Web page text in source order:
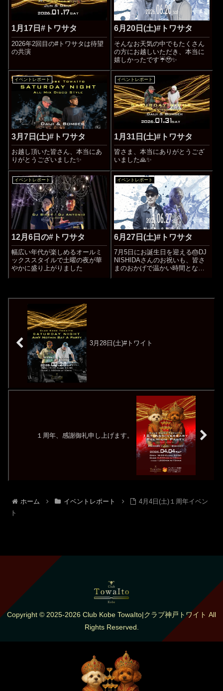
1月17日#トワサタ
2026年2回目の#トワサタは待望
の共演
6月20日(土)#トワサタ
そんなお天気の中でもたくさん
の方にお越しいただき、本当に
嬉しかったです☔️🥹✨
イベントレポート
3月7日(土)#トワサタ
お越し頂いた皆さん、本当にあ
りがとうございました✨
イベントレポート
1月31日(土)#トワサタ
皆さま、本当にありがとうござ
いました🙏✨
イベントレポート
12月6日の#トワサタ
幅広い年代が楽しめるオールミ
ックススタイルで土曜の夜が華
やかに盛り上がりました
イベントレポート
6月27日(土)#トワサタ
7月5日にお誕生日を迎える🎂DJ
NISHIDAさんのお祝いも、皆さ
まのおかげで温かい時間となり
3月28日(土)#トワイト
１周年、感謝御礼申し上げます。
ホーム イベントレポート
4月4日(土)１周年イベン
ト
Copyright © 2025-2026 Club Kobe TowaIto|クラブ神戸トワイト All
Rights Reserved.